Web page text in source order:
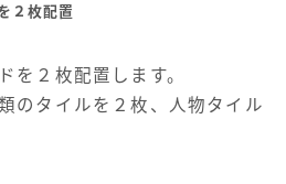
２枚配置
を２枚配置します。
のタイルを２枚、人物タイル